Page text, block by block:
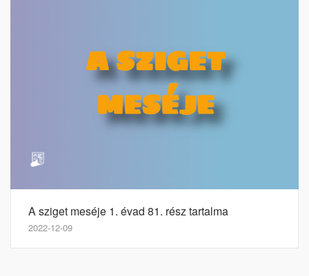
A sziget meséje 1. évad 81. rész tartalma
2022-12-09